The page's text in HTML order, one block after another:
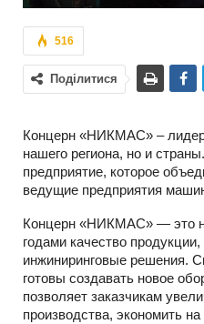
516
Поділитися
Концерн «НИКМАС» –
нашего региона, но и
предприятие, которое
ведущие предприятия
Концерн «НИКМАС» — это
годами качество
инжиниринговые решения.
готовы создавать новое
позволяет заказчикам
производства, экономить